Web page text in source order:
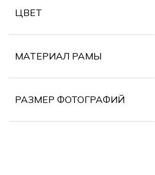
ЦВЕТ
МАТЕРИАЛ РАМЫ
РАЗМЕР ФОТОГРАФИЙ